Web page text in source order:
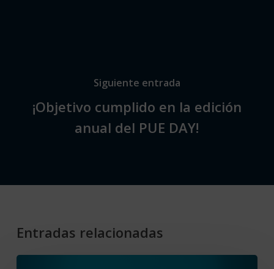
Siguiente entrada
¡Objetivo cumplido en la edición
anual del PUE DAY!
Entradas relacionadas